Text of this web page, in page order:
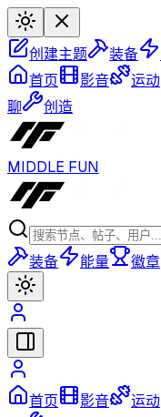
创建主题 装备
首页
影音 运动
聊
创造
MIDDLE FUN
装备 能量 徽章
首页 影音 运动